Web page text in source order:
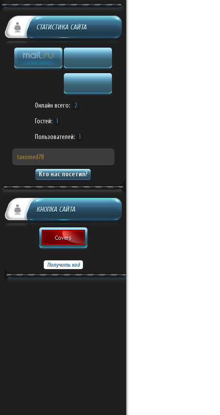
СТАТИСТИКА САЙТА
Онлайн всего: 2
Гостей: 1
Пользователей: 1
taxomed78
Кто нас посетил?
КНОПКА САЙТА